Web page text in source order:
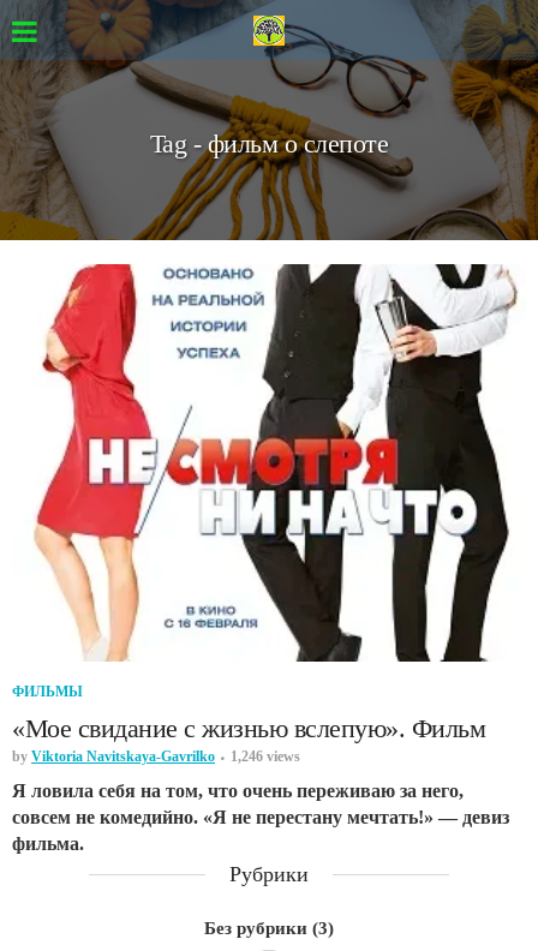
Tag - фильм о слепоте
ФИЛЬМЫ
«Мое свидание с жизнью вслепую». Фильм
by Viktoria Navitskaya-Gavrilko 1,246 views
Я ловила себя на том, что очень переживаю за него,
совсем не комедийно. «Я не перестану мечтать!» — девиз
фильма.
Рубрики
Без рубрики (3)